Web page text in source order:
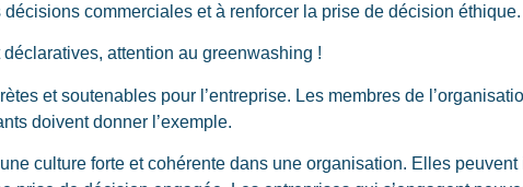
commerciales et à renforcer la prise de décision éthique.
déclaratives, attention au greenwashing !
et soutenables pour l’entreprise. Les membres de
doivent donner l’exemple.
culture forte et cohérente dans une organisation. Elles